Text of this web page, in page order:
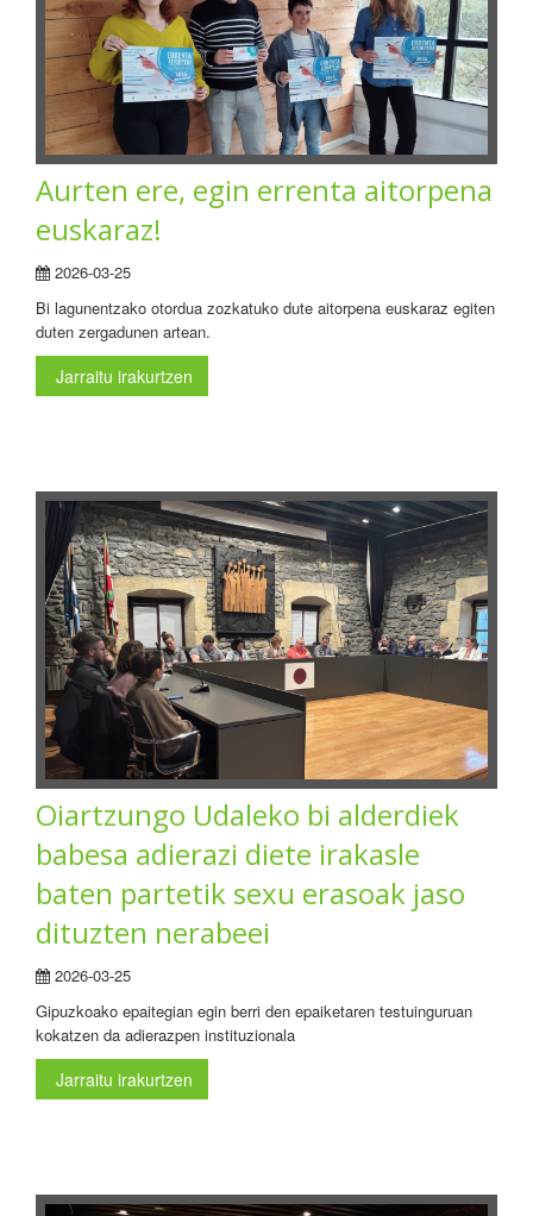
Aurten ere, egin errenta aitorpena
euskaraz!
2026-03-25
Bi lagunentzako otordua zozkatuko dute aitorpena euskaraz egiten
duten zergadunen artean.
Jarraitu irakurtzen
Oiartzungo Udaleko bi alderdiek
babesa adierazi diete irakasle
baten partetik sexu erasoak jaso
dituzten nerabeei
2026-03-25
Gipuzkoako epaitegian egin berri den epaiketaren testuinguruan
kokatzen da adierazpen instituzionala
Jarraitu irakurtzen